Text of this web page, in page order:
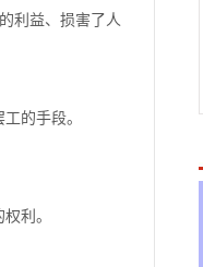
利益、损害了人
的手段。
利。